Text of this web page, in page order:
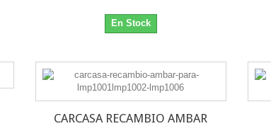
En Stock
CARCASA RECAMBIO AMBAR